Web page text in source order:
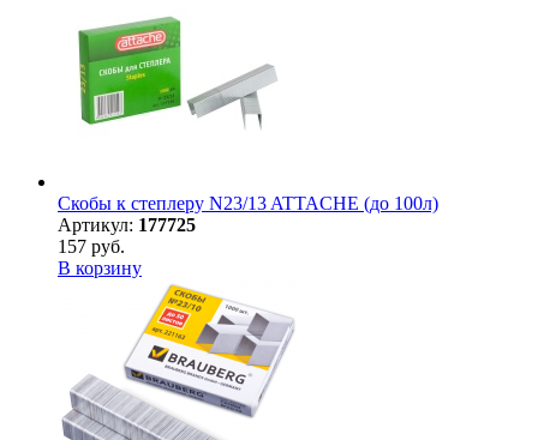
Скобы к степлеру N23/13 ATTACHE (до 100л)
Артикул: 177725
157 руб.
В корзину